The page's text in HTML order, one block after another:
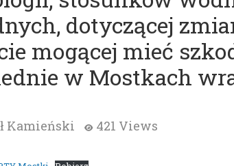
dotyczącej
mogącej mieć
w Mostkach
Kamieński 421 Views